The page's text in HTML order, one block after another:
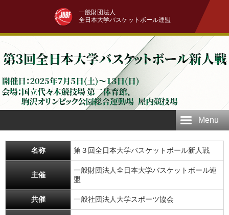
一般財団法人
全日本大学バスケットボール連盟
Menu
名称 第３回全日本大学バスケットボール新人戦
主催
一般財団法人全日本大学バスケットボール連
盟
共催 一般社団法人大学スポーツ協会